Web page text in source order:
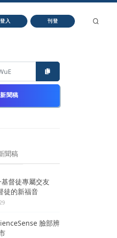
登入 刊登
聞稿
聞稿
基督徒專屬交友
徒的新福音
臉部辨